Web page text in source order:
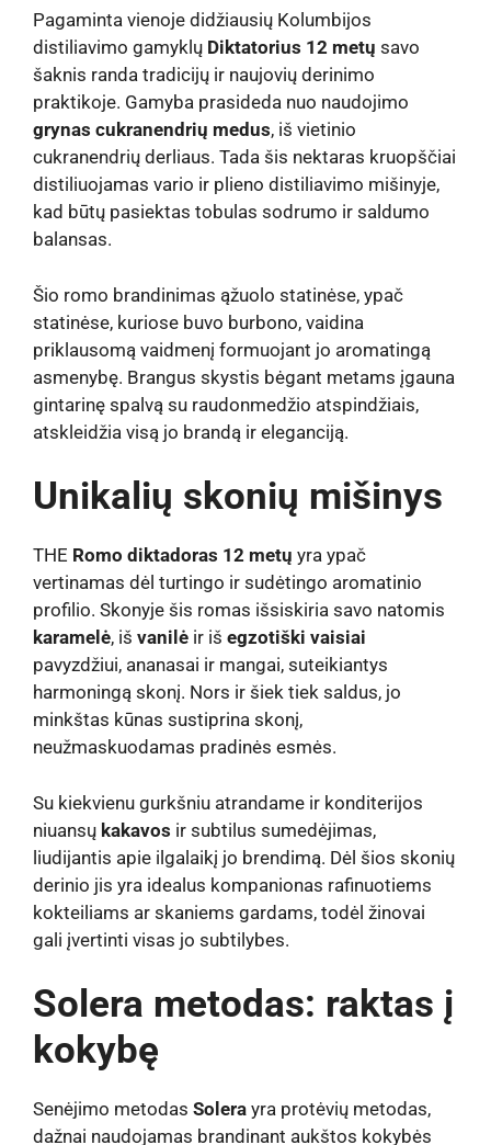
Pagaminta vienoje didžiausių Kolumbijos
distiliavimo gamyklų Diktatorius 12 metų savo
šaknis randa tradicijų ir naujovių derinimo
praktikoje. Gamyba prasideda nuo naudojimo
grynas cukranendrių medus, iš vietinio
cukranendrių derliaus. Tada šis nektaras kruopščiai
distiliuojamas vario ir plieno distiliavimo mišinyje,
kad būtų pasiektas tobulas sodrumo ir saldumo
balansas.
Šio romo brandinimas ąžuolo statinėse, ypač
statinėse, kuriose buvo burbono, vaidina
priklausomą vaidmenį formuojant jo aromatingą
asmenybę. Brangus skystis bėgant metams įgauna
gintarinę spalvą su raudonmedžio atspindžiais,
atskleidžia visą jo brandą ir eleganciją.
Unikalių skonių mišinys
THE Romo diktadoras 12 metų yra ypač
vertinamas dėl turtingo ir sudėtingo aromatinio
profilio. Skonyje šis romas išsiskiria savo natomis
karamelė, iš vanilė ir iš egzotiški vaisiai
pavyzdžiui, ananasai ir mangai, suteikiantys
harmoningą skonį. Nors ir šiek tiek saldus, jo
minkštas kūnas sustiprina skonį,
neužmaskuodamas pradinės esmės.
Su kiekvienu gurkšniu atrandame ir konditerijos
niuansų kakavos ir subtilus sumedėjimas,
liudijantis apie ilgalaikį jo brendimą. Dėl šios skonių
derinio jis yra idealus kompanionas rafinuotiems
kokteiliams ar skaniems gardams, todėl žinovai
gali įvertinti visas jo subtilybes.
Solera metodas: raktas į
kokybę
Senėjimo metodas Solera yra protėvių metodas,
dažnai naudojamas brandinant aukštos kokybės